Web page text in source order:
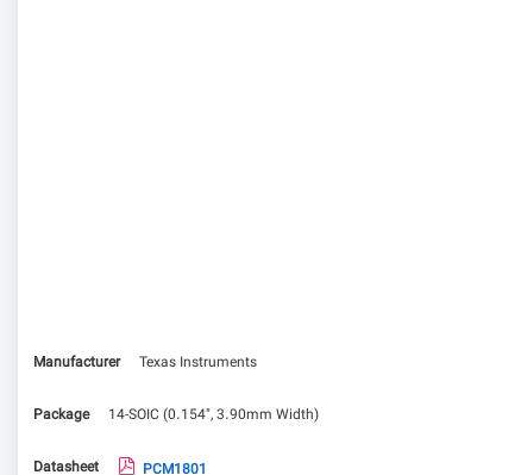
Manufacturer
Texas Instruments
Package 14-SOIC (0.154", 3.90mm Width)
Datasheet PCM1801